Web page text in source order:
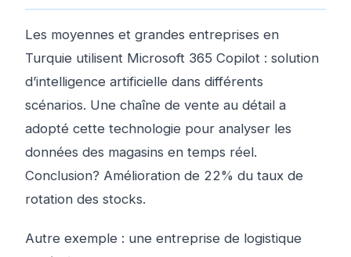
Les moyennes et grandes entreprises en
Turquie utilisent Microsoft 365 Copilot : solution
d’intelligence artificielle dans différents
scénarios. Une chaîne de vente au détail a
adopté cette technologie pour analyser les
données des magasins en temps réel.
Conclusion? Amélioration de 22% du taux de
rotation des stocks.
Autre exemple : une entreprise de logistique